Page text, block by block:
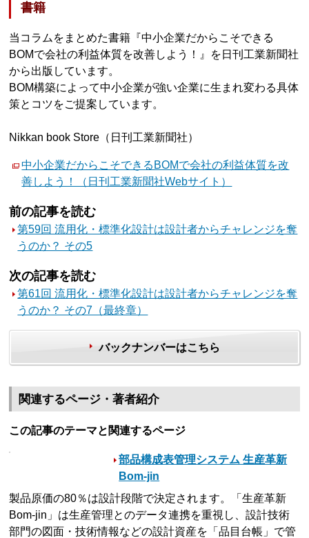
書籍
当コラムをまとめた書籍『中小企業だからこそできる
BOMで会社の利益体質を改善しよう！』を日刊工業新聞社
から出版しています。
BOM構築によって中小企業が強い企業に生まれ変わる具体
策とコツをご提案しています。
Nikkan book Store（日刊工業新聞社）
中小企業だからこそできるBOMで会社の利益体質を改
善しよう！（日刊工業新聞社Webサイト）
前の記事を読む
第59回 流用化・標準化設計は設計者からチャレンジを奪
うのか？ その5
次の記事を読む
第61回 流用化・標準化設計は設計者からチャレンジを奪
うのか？ その7（最終章）
バックナンバーはこちら
関連するページ・著者紹介
この記事のテーマと関連するページ
部品構成表管理システム 生産革新
Bom-jin
製品原価の80％は設計段階で決定されます。「生産革新
Bom-jin」は生産管理とのデータ連携を重視し、設計技術
部門の図面・技術情報などの設計資産を「品目台帳」で管